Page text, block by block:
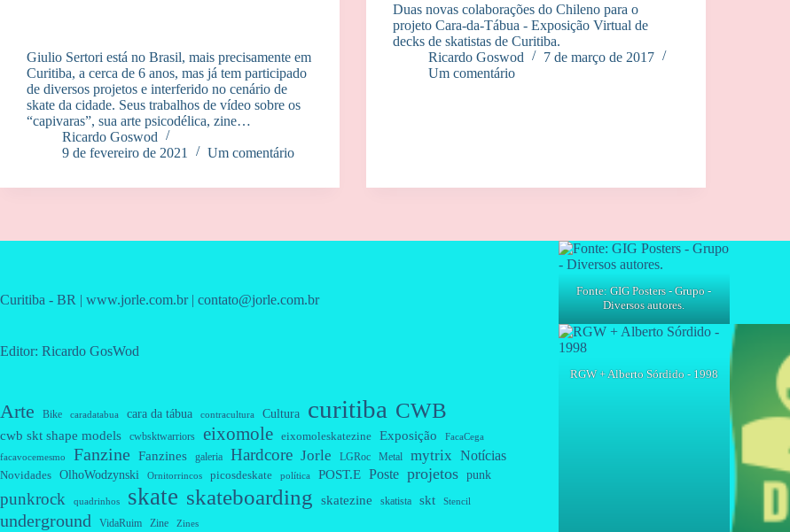
Giulio Sertori está no Brasil, mais precisamente em
Curitiba, a cerca de 6 anos, mas já tem participado
de diversos projetos e interferido no cenário de
skate da cidade. Seus trabalhos de vídeo sobre os
“capivaras”, sua arte psicodélica, zine…
Ricardo Goswod
9 de fevereiro de 2021
Um comentário
Duas novas colaborações do Chileno para o
projeto Cara-da-Tábua - Exposição Virtual de
decks de skatistas de Curitiba.
Ricardo Goswod
7 de março de 2017
Um comentário
Curitiba - BR | www.jorle.com.br | contato@jorle.com.br
Editor: Ricardo GosWod
Arte Bike caradatabua cara da tábua contracultura Cultura curitiba CWB
cwb skt shape models cwbsktwarriors eixomole eixomoleskatezine Exposição FacaCega
facavocemesmo Fanzine Fanzines galeria Hardcore Jorle LGRoc Metal mytrix Notícias
Novidades OlhoWodzynski Ornitorrincos picosdeskate política POST.E Poste projetos punk
punkrock quadrinhos skate skateboarding skatezine skatista skt Stencil
underground VidaRuim Zine Zines
Fonte: GIG Posters - Grupo -
Diversos autores.
RGW + Alberto Sórdido - 1998